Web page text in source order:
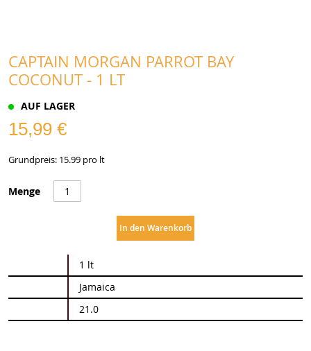
CAPTAIN MORGAN PARROT BAY
COCONUT - 1 LT
AUF LAGER
15,99 €
Grundpreis: 15.99 pro lt
Menge
In den Warenkorb
Informationen
1 lt
Jamaica
21.0